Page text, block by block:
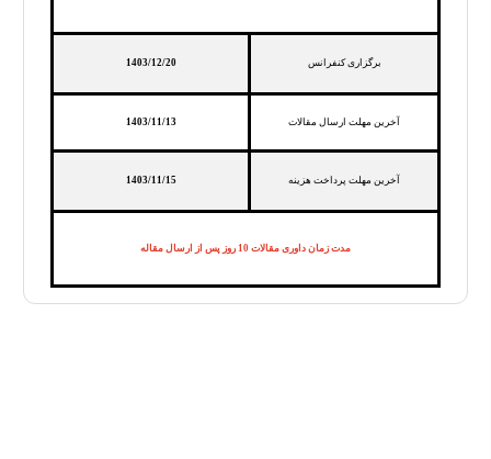
برگزاری کنفرانس 1403/12/20
آخرین مهلت ارسال مقالات 1403/11/13
آخرین مهلت پرداخت هزینه 1403/11/15
مدت زمان داوری مقالات 10 روز پس از ارسال مقاله